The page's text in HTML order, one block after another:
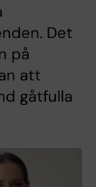
Det
på
att
gåtfulla